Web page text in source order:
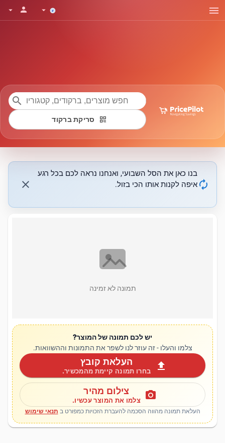
menu
arrow_drop_down
person
arrow_drop_down
search
qr_code סריקת ברקוד
autorenew
בנו כאן את הסל השבועי, ואנחנו נראה לכם בכל רגע
איפה לקנות אותו הכי בזול.
close
תמונה לא זמינה
יש לכם תמונה של המוצר?
צלמו והעלו - זה עוזר לנו לשפר את התמונות וההשוואות.
upload העלאת קובץ
בחרו תמונה קיימת מהמכשיר.
photo_camera צילום מהיר
צלמו את המוצר עכשיו.
העלאת תמונה מהווה הסכמה להעברת הזכויות כמפורט ב תנאי שימוש